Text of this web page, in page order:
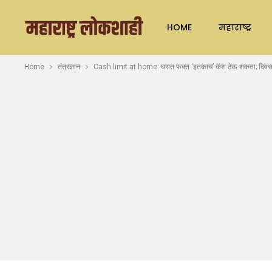
HOME महाराष्ट्र
Home तंत्रज्ञान Cash limit at home: घरात फक्त ‘इतकाच’ कॅश ठेऊ शकता;